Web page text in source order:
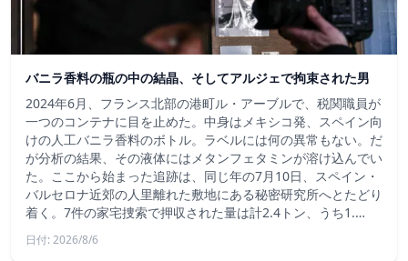
バニラ香料の瓶の中の結晶、そしてアルジェで拘束された男
2024年6月、フランス北部の港町ル・アーブルで、税関職員が
一つのコンテナに目を止めた。中身はメキシコ発、スペイン向
けの人工バニラ香料のボトル。ラベルには何の異常もない。だ
が分析の結果、その液体にはメタンフェタミンが溶け込んでい
た。ここから始まった追跡は、同じ年の7月10日、スペイン・
バルセロナ近郊の人里離れた敷地にある秘密研究所へとたどり
着く。7件の家宅捜索で押収された量は計2.4トン、うち1.…
日付: 2026/8/6